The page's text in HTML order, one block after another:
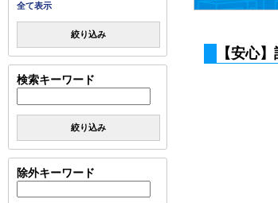
全て表示
絞り込み
検索キーワード
絞り込み
除外キーワード
【安心